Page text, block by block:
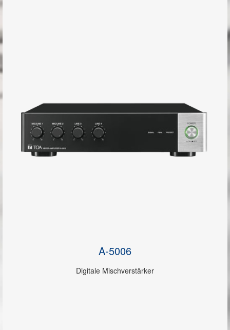
A-5006
Digitale Mischverstärker